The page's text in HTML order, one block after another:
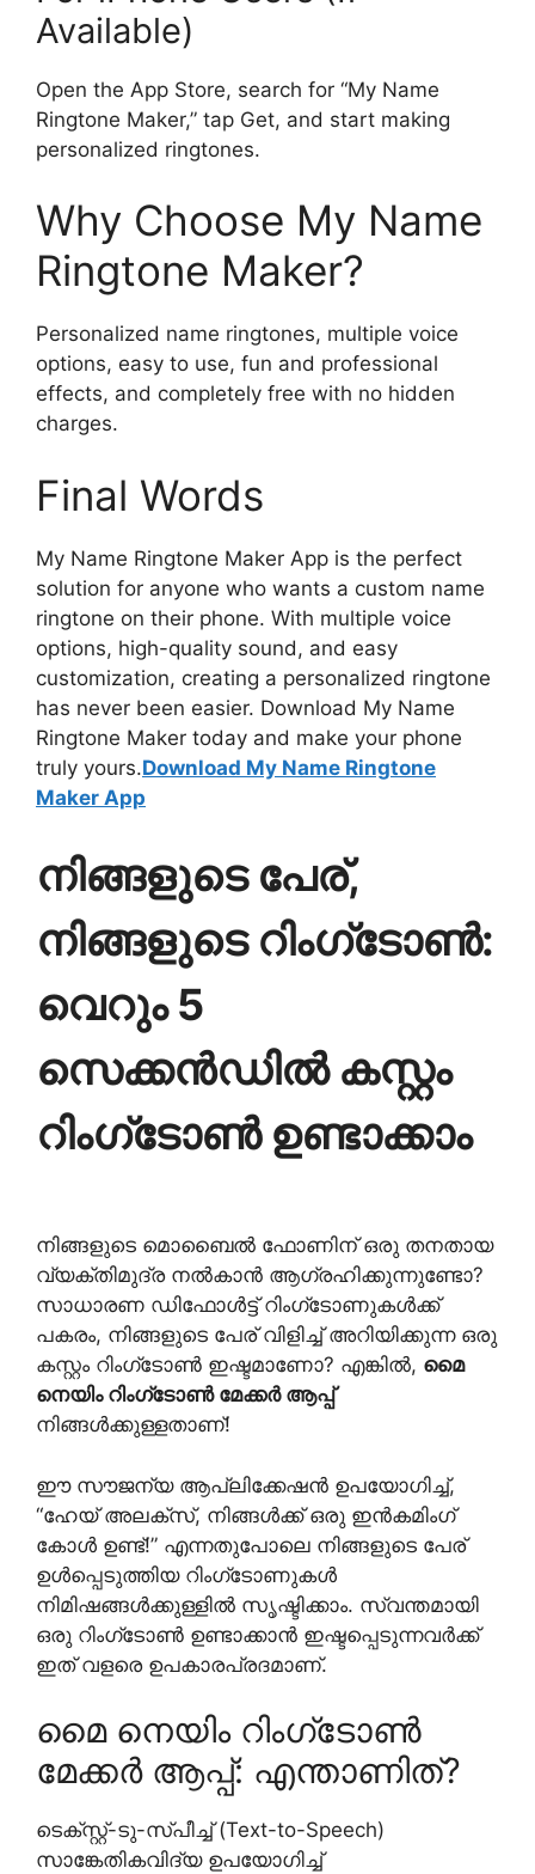
Available)
Open the App Store, search for “My Name
Ringtone Maker,” tap Get, and start making
personalized ringtones.
Why Choose My Name
Ringtone Maker?
Personalized name ringtones, multiple voice
options, easy to use, fun and professional
effects, and completely free with no hidden
charges.
Final Words
My Name Ringtone Maker App is the perfect
solution for anyone who wants a custom name
ringtone on their phone. With multiple voice
options, high-quality sound, and easy
customization, creating a personalized ringtone
has never been easier. Download My Name
Ringtone Maker today and make your phone
truly yours.Download My Name Ringtone
Maker App
നിങ്ങളുടെ പേര്,
നിങ്ങളുടെ റിംഗ്‌ടോൺ:
വെറും 5
സെക്കൻഡിൽ കസ്റ്റം
റിംഗ്‌ടോൺ ഉണ്ടാക്കാം
നിങ്ങളുടെ മൊബൈൽ ഫോണിന് ഒരു തനതായ
വ്യക്തിമുദ്ര നൽകാൻ ആഗ്രഹിക്കുന്നുണ്ടോ?
സാധാരണ ഡിഫോൾട്ട് റിംഗ്‌ടോണുകൾക്ക്
പകരം, നിങ്ങളുടെ പേര് വിളിച്ച് അറിയിക്കുന്ന ഒരു
കസ്റ്റം റിംഗ്‌ടോൺ ഇഷ്ടമാണോ? എങ്കിൽ, മൈ
നെയിം റിംഗ്‌ടോൺ മേക്കർ ആപ്പ്
നിങ്ങൾക്കുള്ളതാണ്!
ഈ സൗജന്യ ആപ്ലിക്കേഷൻ ഉപയോഗിച്ച്,
“ഹേയ് അലക്സ്, നിങ്ങൾക്ക് ഒരു ഇൻകമിംഗ്
കോൾ ഉണ്ട്!” എന്നതുപോലെ നിങ്ങളുടെ പേര്
ഉൾപ്പെടുത്തിയ റിംഗ്‌ടോണുകൾ
നിമിഷങ്ങൾക്കുള്ളിൽ സൃഷ്ടിക്കാം. സ്വന്തമായി
ഒരു റിംഗ്‌ടോൺ ഉണ്ടാക്കാൻ ഇഷ്ടപ്പെടുന്നവർക്ക്
ഇത് വളരെ ഉപകാരപ്രദമാണ്.
മൈ നെയിം റിംഗ്‌ടോൺ
മേക്കർ ആപ്പ്: എന്താണിത്?
ടെക്സ്റ്റ്-ടു-സ്പീച്ച് (Text-to-Speech)
സാങ്കേതികവിദ്യ ഉപയോഗിച്ച്